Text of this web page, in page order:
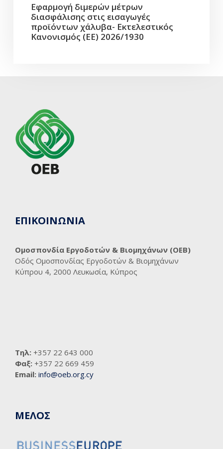
Εφαρμογή διμερών μέτρων
διασφάλισης στις εισαγωγές
προϊόντων χάλυβα- Εκτελεστικός
Κανονισμός (ΕΕ) 2026/1930
ΕΠΙΚΟΙΝΩΝΙΑ
Ομοσπονδία Εργοδοτών & Βιομηχάνων (ΟΕΒ)
Οδός Ομοσπονδίας Εργοδοτών & Βιομηχάνων
Κύπρου 4, 2000 Λευκωσία, Κύπρος
Τηλ: +357 22 643 000
Φαξ: +357 22 669 459
Email: info@oeb.org.cy
ΜΕΛΟΣ